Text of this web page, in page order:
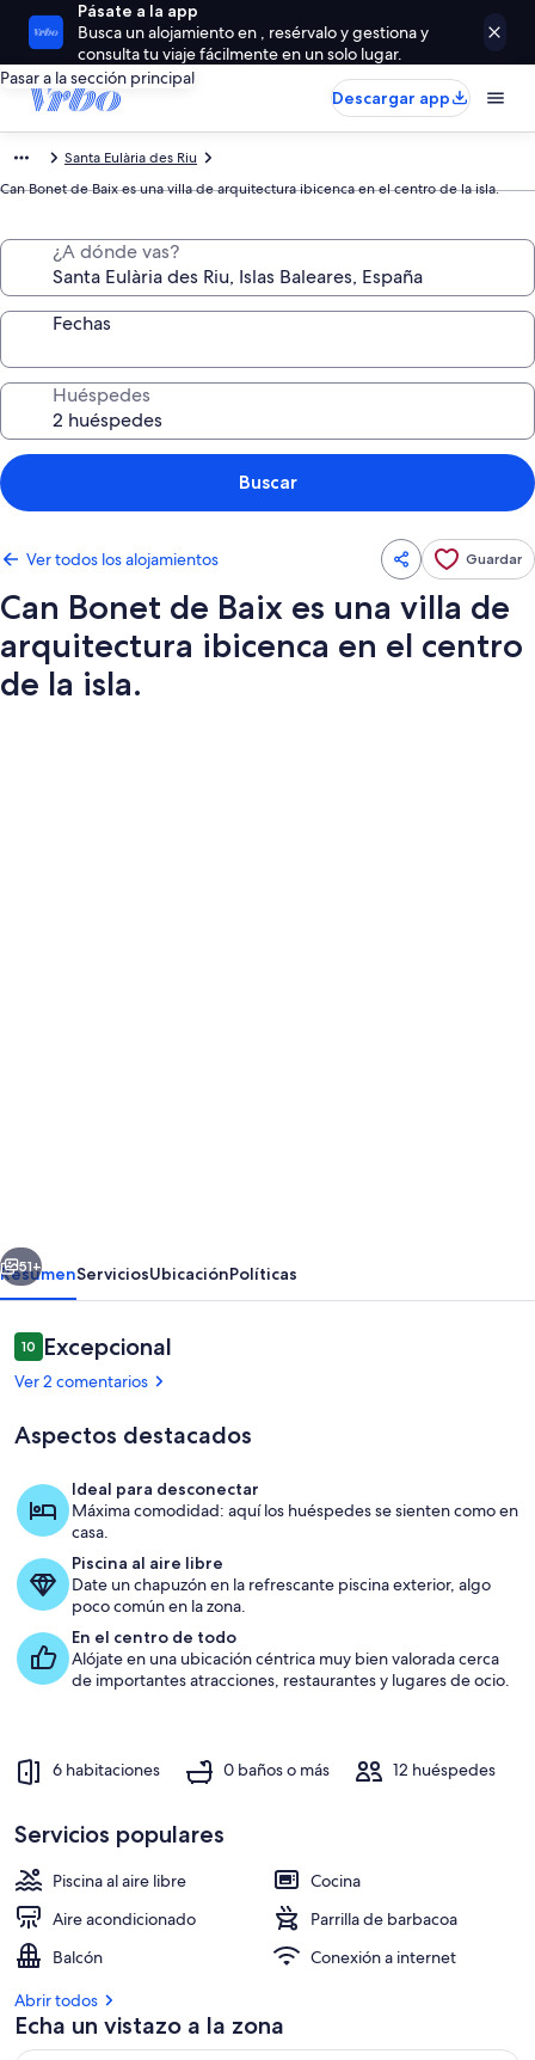
Pásate a la app
Busca un alojamiento en , resérvalo y gestiona y
consulta tu viaje fácilmente en un solo lugar.
Pasar a la sección principal
Descargar app
Santa Eulària des Riu
Can Bonet de Baix es una villa de arquitectura ibicenca en el centro de la isla.
¿A dónde vas?
Fechas
Huéspedes
Buscar
Ver todos los alojamientos Guardar
Can Bonet de Baix es una villa de
arquitectura ibicenca en el centro
de la isla.
es
una
villa
de
ibicenca
en
el
centro
de
isla.
Siguiente
51+
ResumenServiciosUbicaciónPolíticas
Comentarios
1010 de 10
Excepcional
Ver 2 comentarios
Aspectos destacados
Ideal para desconectar
Máxima comodidad: aquí los huéspedes se sienten como en
casa.
Piscina al aire libre
Date un chapuzón en la refrescante piscina exterior, algo
poco común en la zona.
En el centro de todo
Alójate en una ubicación céntrica muy bien valorada cerca
de importantes atracciones, restaurantes y lugares de ocio.
6 habitaciones 0 baños o más 12 huéspedes
Servicios populares
Piscina al aire libre
Cocina
Aire acondicionado
Parrilla de barbacoa
Balcón
Conexión a internet
Abrir todos
Echa un vistazo a la zona